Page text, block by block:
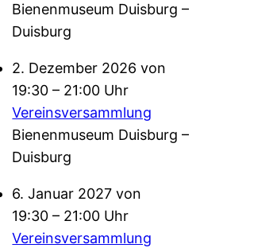
Bienenmuseum Duisburg –
Duisburg
2. Dezember 2026 von
19:30 – 21:00 Uhr
Vereinsversammlung
Bienenmuseum Duisburg –
Duisburg
6. Januar 2027 von
19:30 – 21:00 Uhr
Vereinsversammlung